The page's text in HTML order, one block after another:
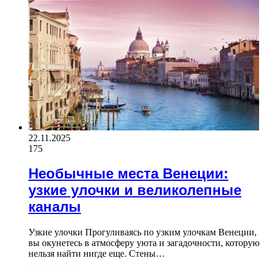
22.11.2025
175
Необычные места Венеции:
узкие улочки и великолепные
каналы
Узкие улочки Прогуливаясь по узким улочкам Венеции,
вы окунетесь в атмосферу уюта и загадочности, которую
нельзя найти нигде еще. Стены…